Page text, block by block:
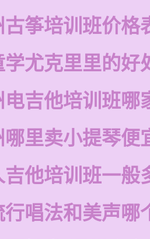
古筝培训班价格
学尤克里里的好
电吉他培训班哪
哪里卖小提琴便
吉他培训班一般
行唱法和美声哪